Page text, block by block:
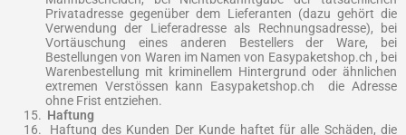
Privatadresse gegenüber dem Lieferanten (dazu gehört die
Verwendung der Lieferadresse als Rechnungsadresse), bei
Vortäuschung eines anderen Bestellers der Ware, bei
Bestellungen von Waren im Namen von Easypaketshop.ch , bei
Warenbestellung mit kriminellem Hintergrund oder ähnlichen
extremen Verstössen kann Easypaketshop.ch die Adresse
ohne Frist entziehen.
15. Haftung
16.
Haftung des Kunden Der Kunde haftet für alle Schäden, die